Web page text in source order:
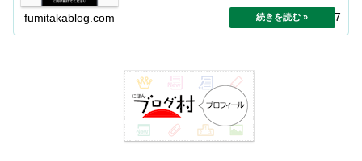
fumitakablog.com 2024.10.07